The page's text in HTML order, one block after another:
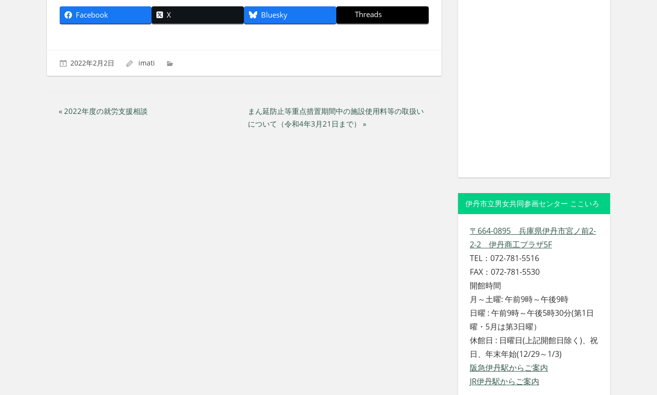
Facebook X Bluesky Threads
2022年2月2日 imati
投
« 2022年度の就労支援相談
まん延防止等重点措置期間中の施設使用料等の取扱い
について（令和4年3月21日まで） »
伊丹市立男女共同参画センター ここいろ
〒664-0895 兵庫県伊丹市宮ノ前2-
2-2 伊丹商工プラザ5F
TEL：072-781-5516
FAX：072-781-5530
開館時間
月～土曜: 午前9時～午後9時
日曜 : 午前9時～午後5時30分(第1日
曜・5月は第3日曜）
休館日 : 日曜日(上記開館日除く)、祝
日、年末年始(12/29～1/3)
阪急伊丹駅からご案内
JR伊丹駅からご案内